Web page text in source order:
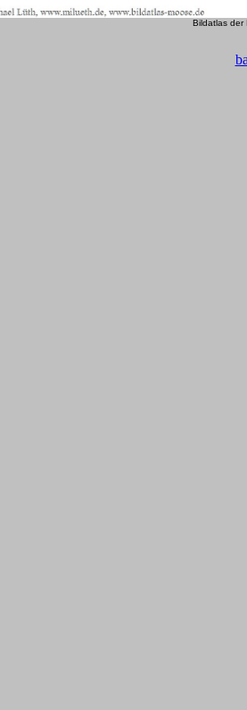
Bildatlas der